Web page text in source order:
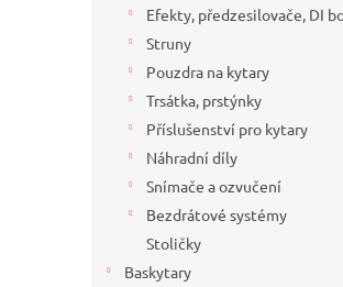
Efekty, předzesilovače, DI
Struny
Pouzdra na kytary
Trsátka, prstýnky
Příslušenství pro kytary
Náhradní díly
Snímače a ozvučení
Bezdrátové systémy
Stoličky
Baskytary